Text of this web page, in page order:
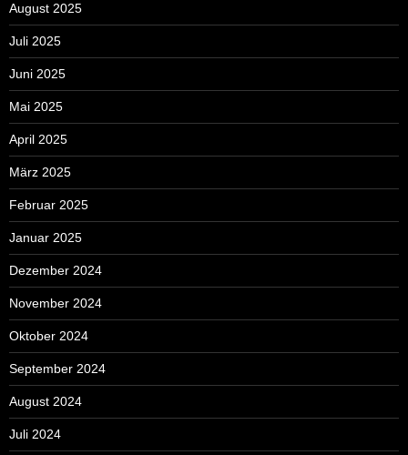
August 2025
Juli 2025
Juni 2025
Mai 2025
April 2025
März 2025
Februar 2025
Januar 2025
Dezember 2024
November 2024
Oktober 2024
September 2024
August 2024
Juli 2024